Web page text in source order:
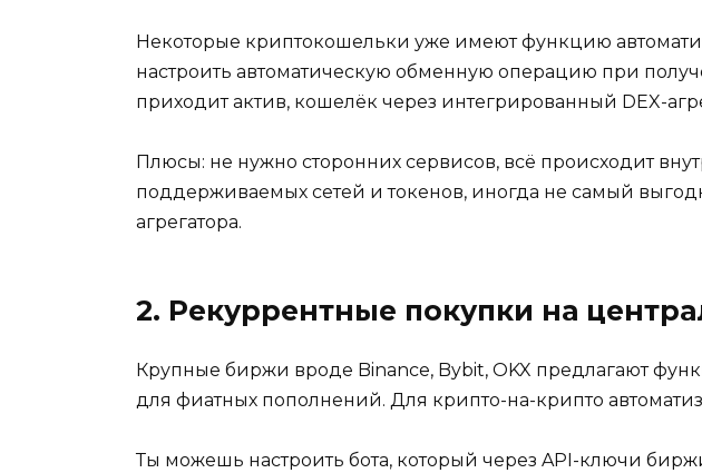
Некоторые криптокошельки уже имеют функцию
настроить автоматическую обменную операцию при
приходит актив, кошелёк через интегрированный DEX-
Плюсы: не нужно сторонних сервисов, всё происходит
поддерживаемых сетей и токенов, иногда не самый
агрегатора.
2. Рекуррентные покупки на
Крупные биржи вроде Binance, Bybit, OKX предлагают
для фиатных пополнений. Для крипто-на-крипто
Ты можешь настроить бота, который через API-ключи